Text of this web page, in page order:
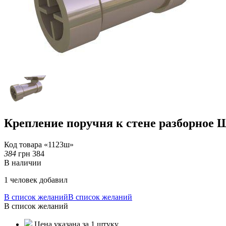
Крепление поручня к стене
Код товара «1123ш»
384 грн 384
В наличии
1 человек добавил
В список желанийВ список желаний
В список желаний
Цена указана за 1 штуку